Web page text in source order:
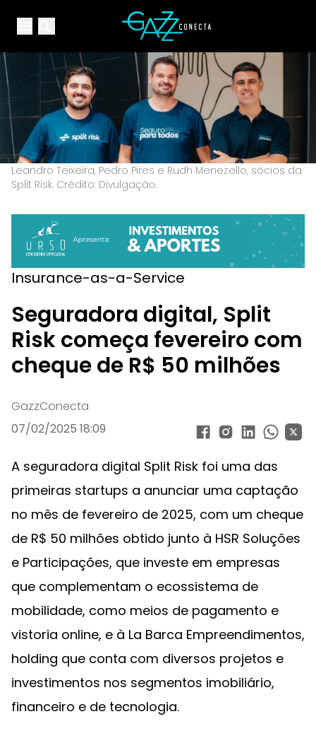
Open main menuYour Company
Leandro Teixeira, Pedro Pires e Rudh Menezello, sócios da
Split Risk. Crédito: Divulgação.
Insurance-as-a-Service
Seguradora digital, Split
Risk começa fevereiro com
cheque de R$ 50 milhões
GazzConecta
07/02/2025 18:09
A seguradora digital Split Risk foi uma das
primeiras startups a anunciar uma captação
no mês de fevereiro de 2025, com um cheque
de R$ 50 milhões obtido junto à HSR Soluções
e Participações, que investe em empresas
que complementam o ecossistema de
mobilidade, como meios de pagamento e
vistoria online, e à La Barca Empreendimentos,
holding que conta com diversos projetos e
investimentos nos segmentos imobiliário,
financeiro e de tecnologia.